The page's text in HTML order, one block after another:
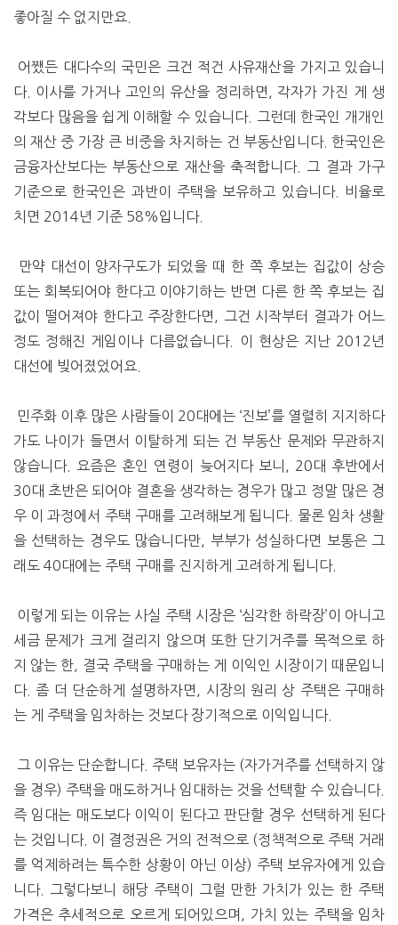
좋아질 수 없지만요.
어쨌든 대다수의 국민은 크건 적건 사유재산을 가지고 있습니
다. 이사를 가거나 고인의 유산을 정리하면, 각자가 가진 게 생
각보다 많음을 쉽게 이해할 수 있습니다. 그런데 한국인 개개인
의 재산 중 가장 큰 비중을 차지하는 건 부동산입니다. 한국인은
금융자산보다는 부동산으로 재산을 축적합니다. 그 결과 가구
기준으로 한국인은 과반이 주택을 보유하고 있습니다. 비율로
치면 2014년 기준 58%입니다.
만약 대선이 양자구도가 되었을 때 한 쪽 후보는 집값이 상승
또는 회복되어야 한다고 이야기하는 반면 다른 한 쪽 후보는 집
값이 떨어져야 한다고 주장한다면, 그건 시작부터 결과가 어느
정도 정해진 게임이나 다름없습니다. 이 현상은 지난 2012년
대선에 빚어졌었어요.
민주화 이후 많은 사람들이 20대에는 ‘진보’를 열렬히 지지하다
가도 나이가 들면서 이탈하게 되는 건 부동산 문제와 무관하지
않습니다. 요즘은 혼인 연령이 늦어지다 보니, 20대 후반에서
30대 초반은 되어야 결혼을 생각하는 경우가 많고 정말 많은 경
우 이 과정에서 주택 구매를 고려해보게 됩니다. 물론 임차 생활
을 선택하는 경우도 많습니다만, 부부가 성실하다면 보통은 그
래도 40대에는 주택 구매를 진지하게 고려하게 됩니다.
이렇게 되는 이유는 사실 주택 시장은 ‘심각한 하락장’이 아니고
세금 문제가 크게 걸리지 않으며 또한 단기거주를 목적으로 하
지 않는 한, 결국 주택을 구매하는 게 이익인 시장이기 때문입니
다. 좀 더 단순하게 설명하자면, 시장의 원리 상 주택은 구매하
는 게 주택을 임차하는 것보다 장기적으로 이익입니다.
그 이유는 단순합니다. 주택 보유자는 (자가거주를 선택하지 않
을 경우) 주택을 매도하거나 임대하는 것을 선택할 수 있습니다.
즉 임대는 매도보다 이익이 된다고 판단할 경우 선택하게 된다
는 것입니다. 이 결정권은 거의 전적으로 (정책적으로 주택 거래
를 억제하려는 특수한 상황이 아닌 이상) 주택 보유자에게 있습
니다. 그렇다보니 해당 주택이 그럴 만한 가치가 있는 한 주택
가격은 추세적으로 오르게 되어있으며, 가치 있는 주택을 임차